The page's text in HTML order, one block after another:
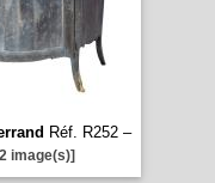
Réf. R252 –
image(s)]